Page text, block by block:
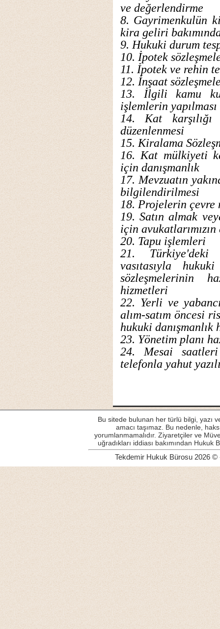
ve değerlendirme
8. Gayrimenkulün
kira geliri
9. Hukuki durum
10. İpotek
11. İpotek ve rehin
12. İnşaat
13. İlgili kamu
işlemlerin yapılması
14. Kat karşılığı
düzenlenmesi
15. Kiralama
16. Kat mülkiyeti
için danışmanlık
17. Mevzuatın
bilgilendirilmesi
18. Projelerin çevre
19. Satın almak
için
20. Tapu işlemleri
21. Türkiye'deki
vasıtasıyla
sözleşmelerinin
hizmetleri
22. Yerli ve
alım-satım öncesi
hukuki danışmanlık
23. Yönetim planı
24. Mesai
telefonla yahut
Bu sitede bulunan her türlü bilgi, yazı
amacı taşımaz. Bu nedenle,
yorumlanmamalıdır. Ziyaretçiler ve
uğradıkları iddiası bakımından
Tekdemir Hukuk Bürosu 2026